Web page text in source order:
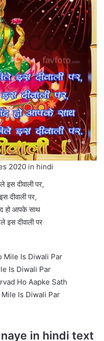
2020 in hindi
दीवाली पर,
दीवाली पर,
हो आपके साथ
इस दीवाली पर
Mile Is Diwali Par
Is Diwali Par
Ho Aapke Sath
Is Diwali Par
in hindi text